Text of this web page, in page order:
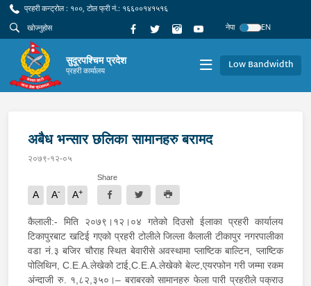
प्रहरी कन्ट्रोल : १००, टोल फ्री नं.: १६६००१४१५१६
नेपा
EN
सुदूरपश्चिम प्रदेश
प्रहरी कार्यालय Low Bandwidth
अबैध भन्सार छलिका सामानहरु बरामद
२०७९-१२-०५
A A- A+
Share
कैलाली:- मिति २०७९।१२।०४ गतेको दिउसो ईलाका प्रहरी कार्यालय
टिकापुरबाट खटिई गएको प्रहरी टोलीले जिल्ला कैलाली टीकापुर नगरपालीका
वडा नं.३ बजिर चौराह स्थित बेवारीसे अवस्थामा प्लाष्टिक बाल्टिन, प्लाष्टिक
पोलिथिन, C.E.A.लेखेको टाई,C.E.A.लेखेको बेल्ट,एयरफोन गरी जम्मा रकम
अंन्दाजी रु. १,८२,३५०।– बराबरको सामानहरु फेला पारी प्रहरीले पक्राउ